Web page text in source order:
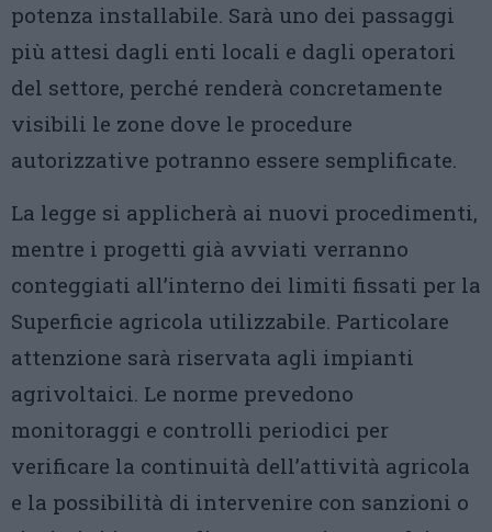
potenza installabile. Sarà uno dei passaggi
più attesi dagli enti locali e dagli operatori
del settore, perché renderà concretamente
visibili le zone dove le procedure
autorizzative potranno essere semplificate.
La legge si applicherà ai nuovi procedimenti,
mentre i progetti già avviati verranno
conteggiati all’interno dei limiti fissati per la
Superficie agricola utilizzabile. Particolare
attenzione sarà riservata agli impianti
agrivoltaici. Le norme prevedono
monitoraggi e controlli periodici per
verificare la continuità dell’attività agricola
e la possibilità di intervenire con sanzioni o